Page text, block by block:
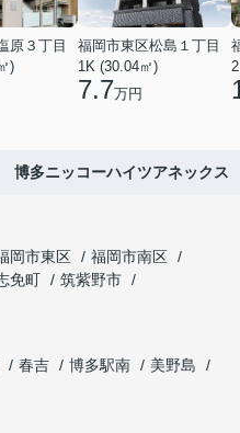
原３丁目
)
福岡市東区松島１丁目
1K (30.04㎡)
7.7万円
博多ニッコーハイツアネックス
岡市東区
福岡市南区
免町
筑紫野市
春吉 博多駅南
美野島